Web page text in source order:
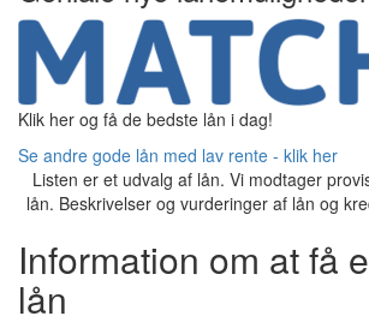
Klik her og få de bedste lån i dag!
Se andre gode lån med lav rente - klik her
Listen er et udvalg af lån. Vi modtager
lån. Beskrivelser og vurderinger af lån og
Information om at få
lån